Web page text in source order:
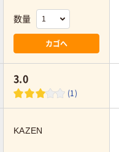
数量
カゴへ
3.0
(1)
KAZEN